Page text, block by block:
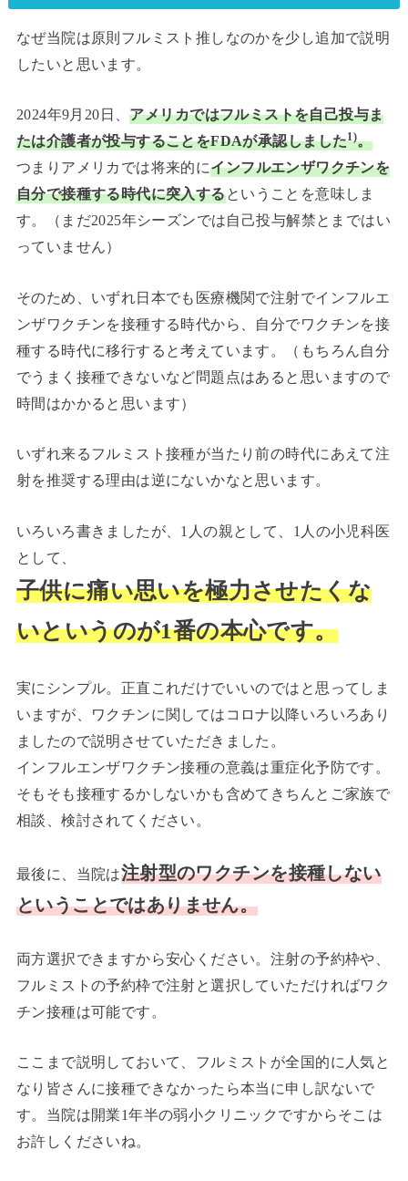
なぜ当院は原則フルミスト推しなのかを少し追加で説明
したいと思います。
2024年9月20日、アメリカではフルミストを自己投与ま
たは介護者が投与することをFDAが承認しました1)。
つまりアメリカでは将来的にインフルエンザワクチンを
自分で接種する時代に突入するということを意味しま
す。（まだ2025年シーズンでは自己投与解禁とまではい
っていません）
そのため、いずれ日本でも医療機関で注射でインフルエ
ンザワクチンを接種する時代から、自分でワクチンを接
種する時代に移行すると考えています。（もちろん自分
でうまく接種できないなど問題点はあると思いますので
時間はかかると思います）
いずれ来るフルミスト接種が当たり前の時代にあえて注
射を推奨する理由は逆にないかなと思います。
いろいろ書きましたが、1人の親として、1人の小児科医
として、
子供に痛い思いを極力させたくな
いというのが1番の本心です。
実にシンプル。正直これだけでいいのではと思ってしま
いますが、ワクチンに関してはコロナ以降いろいろあり
ましたので説明させていただきました。
インフルエンザワクチン接種の意義は重症化予防です。
そもそも接種するかしないかも含めてきちんとご家族で
相談、検討されてください。
最後に、当院は注射型のワクチンを接種しない
ということではありません。
両方選択できますから安心ください。注射の予約枠や、
フルミストの予約枠で注射と選択していただければワク
チン接種は可能です。
ここまで説明しておいて、フルミストが全国的に人気と
なり皆さんに接種できなかったら本当に申し訳ないで
す。当院は開業1年半の弱小クリニックですからそこは
お許しくださいね。